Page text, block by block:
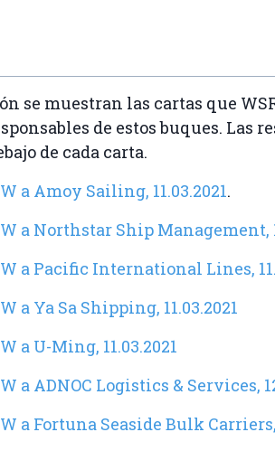
se muestran las cartas que
de estos buques. Las
de cada carta.
a Amoy Sailing, 11.03.2021.
a Northstar Ship Management,
a Pacific International Lines,
a Ya Sa Shipping, 11.03.2021
a U-Ming, 11.03.2021
a ADNOC Logistics & Services,
a Fortuna Seaside Bulk Carriers,